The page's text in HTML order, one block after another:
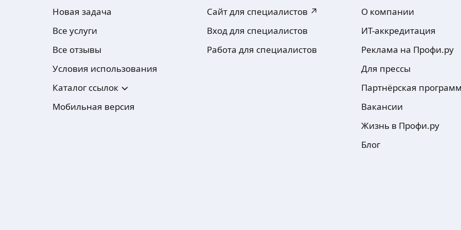
Новая задача
Все услуги
Все отзывы
Условия использования
Каталог ссылок
Мобильная версия
Сайт для специалистов ↗
Вход для специалистов
Работа для специалистов
О компании
ИТ-аккредитация
Реклама на Профи.ру
Для прессы
Партнёрская
Вакансии
Жизнь в Профи.ру
Блог